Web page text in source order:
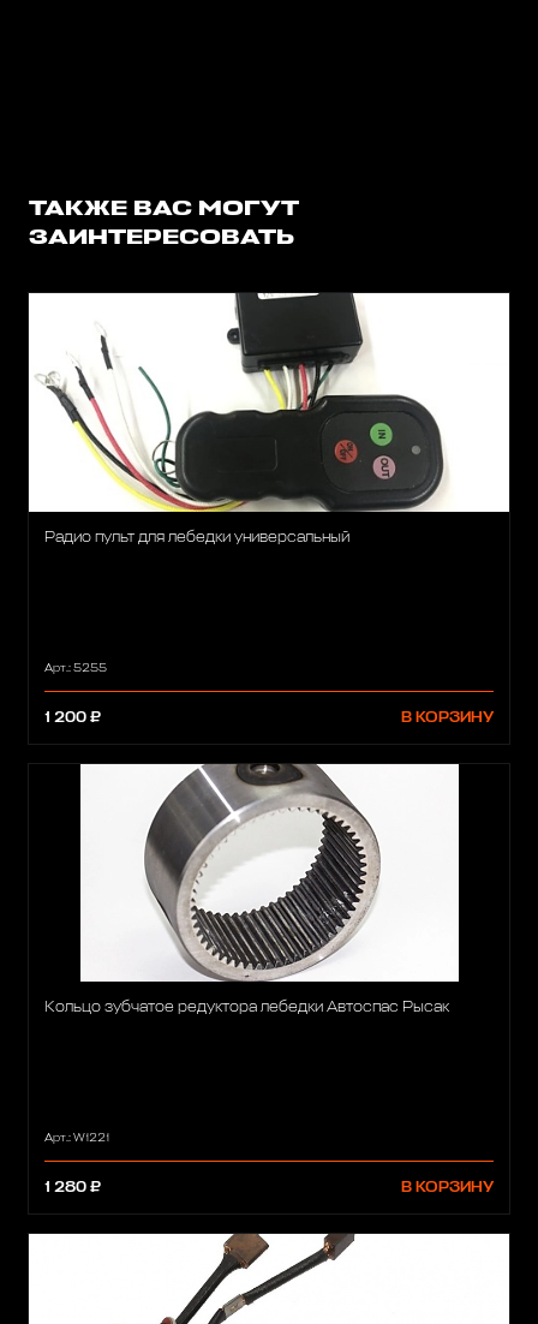
ТАКЖЕ ВАС МОГУТ
ЗАИНТЕРЕСОВАТЬ
Радио пульт для лебедки универсальный
Арт.: 5255
1 200 ₽ В КОРЗИНУ
Кольцо зубчатое редуктора лебедки Автоспас Рысак
Арт.: W1221
1 280 ₽ В КОРЗИНУ